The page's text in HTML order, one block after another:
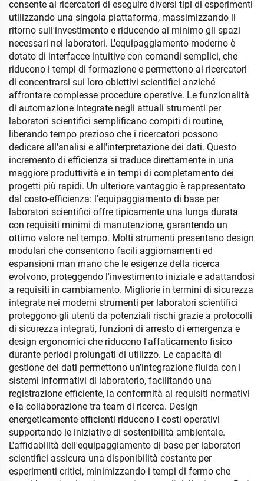
consente ai ricercatori di eseguire diversi tipi di esperimenti
utilizzando una singola piattaforma, massimizzando il
ritorno sull'investimento e riducendo al minimo gli spazi
necessari nei laboratori. L'equipaggiamento moderno è
dotato di interfacce intuitive con comandi semplici, che
riducono i tempi di formazione e permettono ai ricercatori
di concentrarsi sui loro obiettivi scientifici anziché
affrontare complesse procedure operative. Le funzionalità
di automazione integrate negli attuali strumenti per
laboratori scientifici semplificano compiti di routine,
liberando tempo prezioso che i ricercatori possono
dedicare all'analisi e all'interpretazione dei dati. Questo
incremento di efficienza si traduce direttamente in una
maggiore produttività e in tempi di completamento dei
progetti più rapidi. Un ulteriore vantaggio è rappresentato
dal costo-efficienza: l'equipaggiamento di base per
laboratori scientifici offre tipicamente una lunga durata
con requisiti minimi di manutenzione, garantendo un
ottimo valore nel tempo. Molti strumenti presentano design
modulari che consentono facili aggiornamenti ed
espansioni man mano che le esigenze della ricerca
evolvono, proteggendo l'investimento iniziale e adattandosi
a requisiti in cambiamento. Migliorie in termini di sicurezza
integrate nei moderni strumenti per laboratori scientifici
proteggono gli utenti da potenziali rischi grazie a protocolli
di sicurezza integrati, funzioni di arresto di emergenza e
design ergonomici che riducono l'affaticamento fisico
durante periodi prolungati di utilizzo. Le capacità di
gestione dei dati permettono un'integrazione fluida con i
sistemi informativi di laboratorio, facilitando una
registrazione efficiente, la conformità ai requisiti normativi
e la collaborazione tra team di ricerca. Design
energeticamente efficienti riducono i costi operativi
supportando le iniziative di sostenibilità ambientale.
L'affidabilità dell'equipaggiamento di base per laboratori
scientifici assicura una disponibilità costante per
esperimenti critici, minimizzando i tempi di fermo che